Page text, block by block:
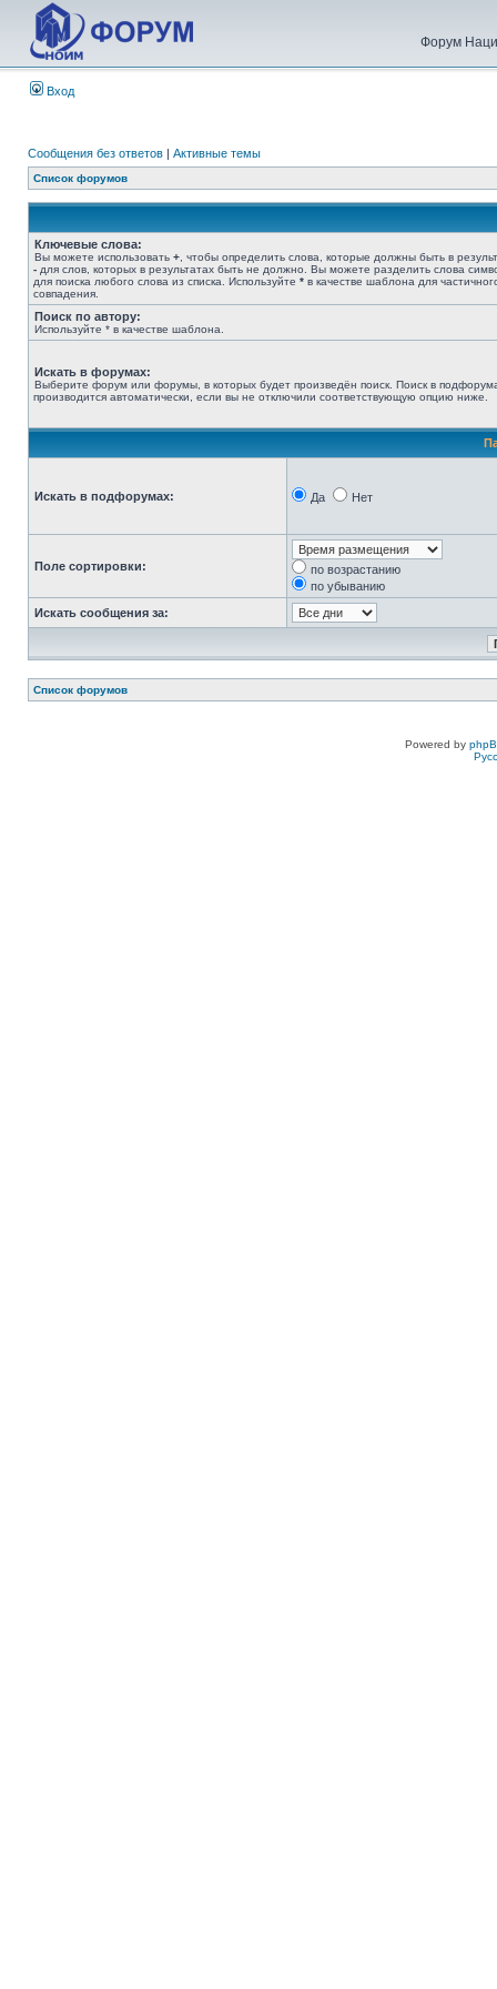
Форум
Вход
Сообщения без ответов | Активные темы
Список форумов
Ключевые слова:
Вы можете использовать + , чтобы определить слова, которые должны быть в
- для слов, которых в результатах быть не должно. Вы можете разделить слова
для поиска любого слова из списка. Используйте * в качестве шаблона для
совпадения.
Поиск по автору:
Используйте * в качестве шаблона.
Искать в форумах:
Выберите форум или форумы, в которых будет произведён поиск. Поиск в
производится автоматически, если вы не отключили соответствующую опцию ниже.
Искать в подфорумах: Да Нет
Поле сортировки:
по возрастанию
по убыванию
Искать сообщения за:
Список форумов
Powered by